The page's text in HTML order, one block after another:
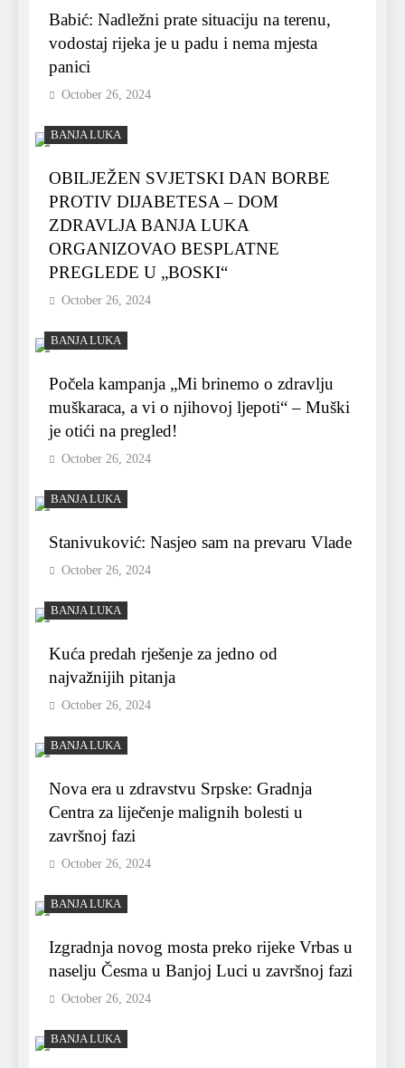
Babić: Nadležni prate situaciju na terenu,
vodostaj rijeka je u padu i nema mjesta
panici
October 26, 2024
BANJA LUKA
OBILJEŽEN SVJETSKI DAN BORBE
PROTIV DIJABETESA – DOM
ZDRAVLJA BANJA LUKA
ORGANIZOVAO BESPLATNE
PREGLEDE U „BOSKI“
October 26, 2024
BANJA LUKA
Počela kampanja „Mi brinemo o zdravlju
muškaraca, a vi o njihovoj ljepoti“ – Muški
je otići na pregled!
October 26, 2024
BANJA LUKA
Stanivuković: Nasjeo sam na prevaru Vlade
October 26, 2024
BANJA LUKA
Kuća predah rješenje za jedno od
najvažnijih pitanja
October 26, 2024
BANJA LUKA
Nova era u zdravstvu Srpske: Gradnja
Centra za liječenje malignih bolesti u
završnoj fazi
October 26, 2024
BANJA LUKA
Izgradnja novog mosta preko rijeke Vrbas u
naselju Česma u Banjoj Luci u završnoj fazi
October 26, 2024
BANJA LUKA